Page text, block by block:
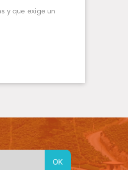
y que exige un